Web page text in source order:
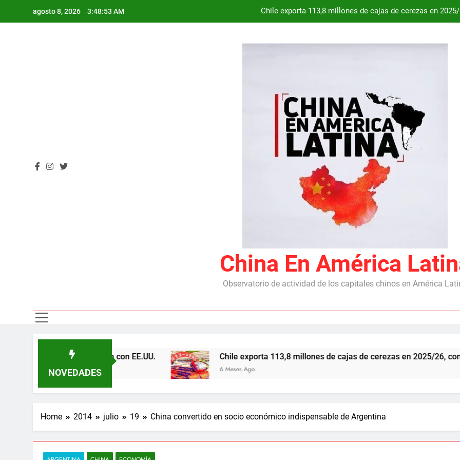
agosto 8, 2026 3:48:54 AM Chile exporta 113,8 millones de cajas de cerezas en
Chile exporta 113,8 millones de cajas de cerezas en
Dependencia de Brasil: por qué la industria automotriz argentina
Desde 2008, el déficit comercial acumulado de Argentina con
China En América
Observatorio de actividad de los capitales chinos en América
NOVEDADES
y tensiona con EE.UU. Chile exporta 113,8 millones de cajas de cerezas en 2025/26, con China
6 Meses Ago
Home 2014 julio 19 China convertido en socio económico indispensable de Argentina